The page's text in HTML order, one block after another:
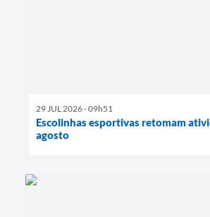
29 JUL 2026 - 09h51
Escolinhas esportivas retomam
agosto